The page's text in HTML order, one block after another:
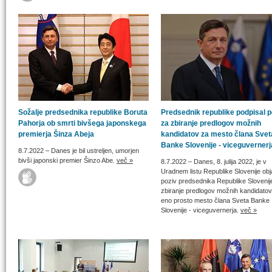
Sožalje predsednika republike Boruta
Pahorja ob smrti bivšega japonskega
premierja Šinza Abeja
8.7.2022 – Danes je bil ustreljen, umorjen
bivši japonski premier Šinzo Abe. več »
Predsednik republike podpisal
za zbiranje predlogov možnih
kandidatov za mesto člana
Banke Slovenije -
8.7.2022 – Danes, 8. julija 2022, je v
Uradnem listu Republike Slovenije
poziv predsednika Republike
zbiranje predlogov možnih
eno prosto mesto člana Sveta Banke
Slovenije - viceguvernerja. več »